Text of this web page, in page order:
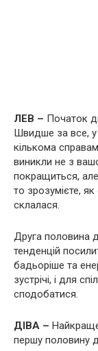
ЛЕВ – Початок
Швидше за все,
кількома
виникли не з
покращиться,
то зрозумієте,
склалася.
Друга половина
тенденцій
бадьоріше та
зустрічі, і для
сподобатися.
ДІВА –
першу половину